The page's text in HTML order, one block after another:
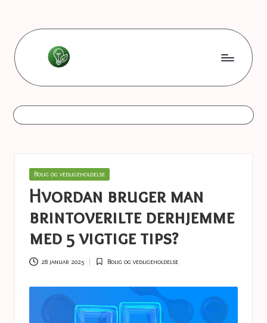
content
L
e
s
o
n
n
e
s
a
s
t
astuces
Posted
Bolig og vedligeholdelse
Hvordan bruger man
brintoverilte derhjemme
med 5 vigtige tips?
28 januar 2025
Posted
Bolig og vedligeholdelse